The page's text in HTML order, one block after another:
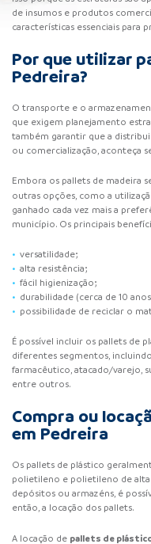
de insumos e produtos
características essenciais para
Por que utilizar
Pedreira?
O transporte e o
que exigem planejamento
também garantir que a
ou comercialização, aconteça
Embora os pallets de madeira
outras opções, como a
ganhado cada vez mais a
município. Os principais
versatilidade;
alta resistência;
fácil higienização;
durabilidade (cerca de 10
possibilidade de reciclar o
É possível incluir os pallets de
diferentes segmentos,
farmacêutico, atacado/varejo,
entre outros.
Compra ou
em Pedreira
Os pallets de plástico
polietileno e polietileno de alta
depósitos ou armazéns, é
então, a locação dos pallets.
A locação de pallets de